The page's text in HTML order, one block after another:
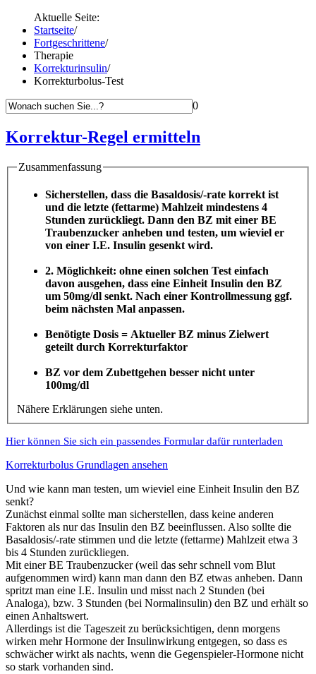
Aktuelle Seite:
Startseite/
Fortgeschrittene/
Therapie
Korrekturinsulin/
Korrekturbolus-Test
0
Korrektur-Regel ermitteln
Zusammenfassung
Sicherstellen, dass die Basaldosis/-rate korrekt ist
und die letzte (fettarme) Mahlzeit mindestens 4
Stunden zurückliegt. Dann den BZ mit einer BE
Traubenzucker anheben und testen, um wieviel er
von einer I.E. Insulin gesenkt wird.
2. Möglichkeit: ohne einen solchen Test einfach
davon ausgehen, dass eine Einheit Insulin den BZ
um 50mg/dl senkt. Nach einer Kontrollmessung ggf.
beim nächsten Mal anpassen.
Benötigte Dosis = Aktueller BZ minus Zielwert
geteilt durch Korrekturfaktor
BZ vor dem Zubettgehen besser nicht unter
100mg/dl
Nähere Erklärungen siehe unten.
Hier können Sie sich ein passendes Formular dafür runterladen
Korrekturbolus Grundlagen ansehen
Und wie kann man testen, um wieviel eine Einheit Insulin den BZ
senkt?
Zunächst einmal sollte man sicherstellen, dass keine anderen
Faktoren als nur das Insulin den BZ beeinflussen. Also sollte die
Basaldosis/-rate stimmen und die letzte (fettarme) Mahlzeit etwa 3
bis 4 Stunden zurückliegen.
Mit einer BE Traubenzucker (weil das sehr schnell vom Blut
aufgenommen wird) kann man dann den BZ etwas anheben. Dann
spritzt man eine I.E. Insulin und misst nach 2 Stunden (bei
Analoga), bzw. 3 Stunden (bei Normalinsulin) den BZ und erhält so
einen Anhaltswert.
Allerdings ist die Tageszeit zu berücksichtigen, denn morgens
wirken mehr Hormone der Insulinwirkung entgegen, so dass es
schwächer wirkt als nachts, wenn die Gegenspieler-Hormone nicht
so stark vorhanden sind.